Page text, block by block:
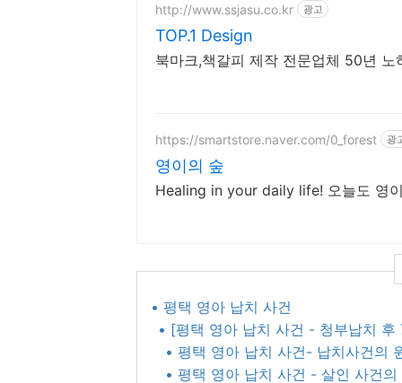
http://www.ssjasu.co.kr 광고
TOP.1 Design
북마크,책갈피 제작 전문업체 50년
https://smartstore.naver.com/0_forest 광
영이의 숲
Healing in your daily life! 오늘도 영
• 평택 영아 납치 사건​
• [평택 영아 납치 사건 - 청부납치
• 평택 영아 납치 사건- 납치사건의
• 평택 영아 납치 사건 - 살인 사건의